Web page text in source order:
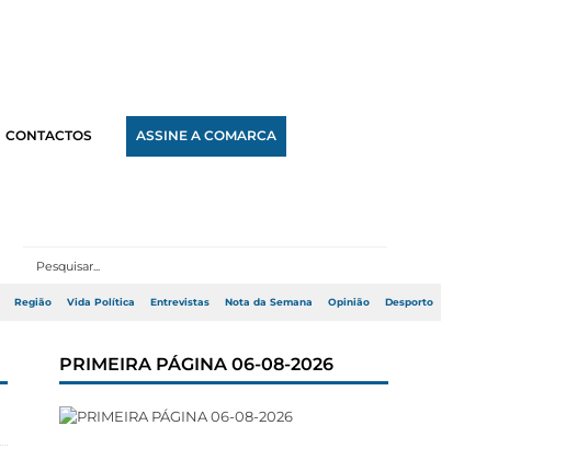
CONTACTOS ASSINE A COMARCA
Região Vida Política Entrevistas Nota da Semana Opinião Desporto
PRIMEIRA PÁGINA 06-08-2026